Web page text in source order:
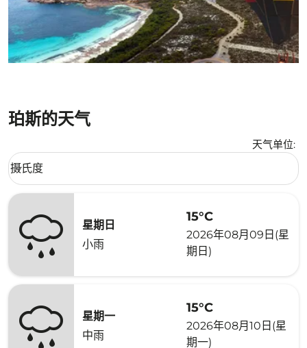
珀斯的天气
天气单位:
Weather unit option 摄氏度 Selected
摄氏度
keyboard_arrow_down
星期日
小雨
15°C
2026年08月09日(星
期日)
星期一
中雨
15°C
2026年08月10日(星
期一)